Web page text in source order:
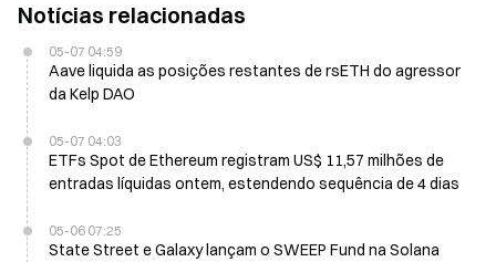
Notícias relacionadas
05-07 04:59
Aave liquida as posições restantes de rsETH do agressor
da Kelp DAO
05-07 04:03
ETFs Spot de Ethereum registram US$ 11,57 milhões de
entradas líquidas ontem, estendendo sequência de 4 dias
05-06 07:25
State Street e Galaxy lançam o SWEEP Fund na Solana